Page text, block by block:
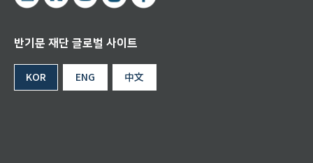
반기문 재단 글로벌 사이트
KOR ENG 中文